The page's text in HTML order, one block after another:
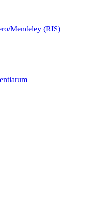
Mendeley (RIS)